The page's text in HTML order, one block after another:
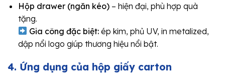
Hộp drawer (ngăn kéo)– hiện đại, phù hợp quà
tặng.
Gia công đặc biệt: ép kim, phủ UV, in metalized,
dập nổi logo giúp thương hiệu nổi bật.
4. Ứng dụng của hộp giấy carton